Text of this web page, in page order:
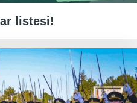
listesi!